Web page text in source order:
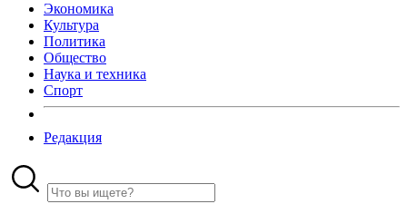
Экономика
Культура
Политика
Общество
Наука и техника
Спорт
Редакция